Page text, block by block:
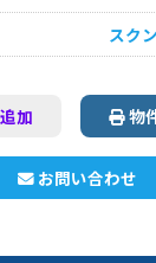
スク
加 物
お問い合わせ